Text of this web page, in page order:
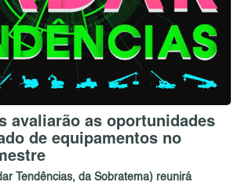
avaliarão as oportunidades
de equipamentos no
Tendências, da Sobratema) reunirá